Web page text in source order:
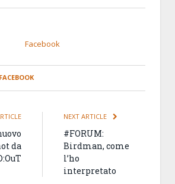
Facebook
da
NEXT ARTICLE
#FORUM:
Birdman, come
l’ho
interpretato